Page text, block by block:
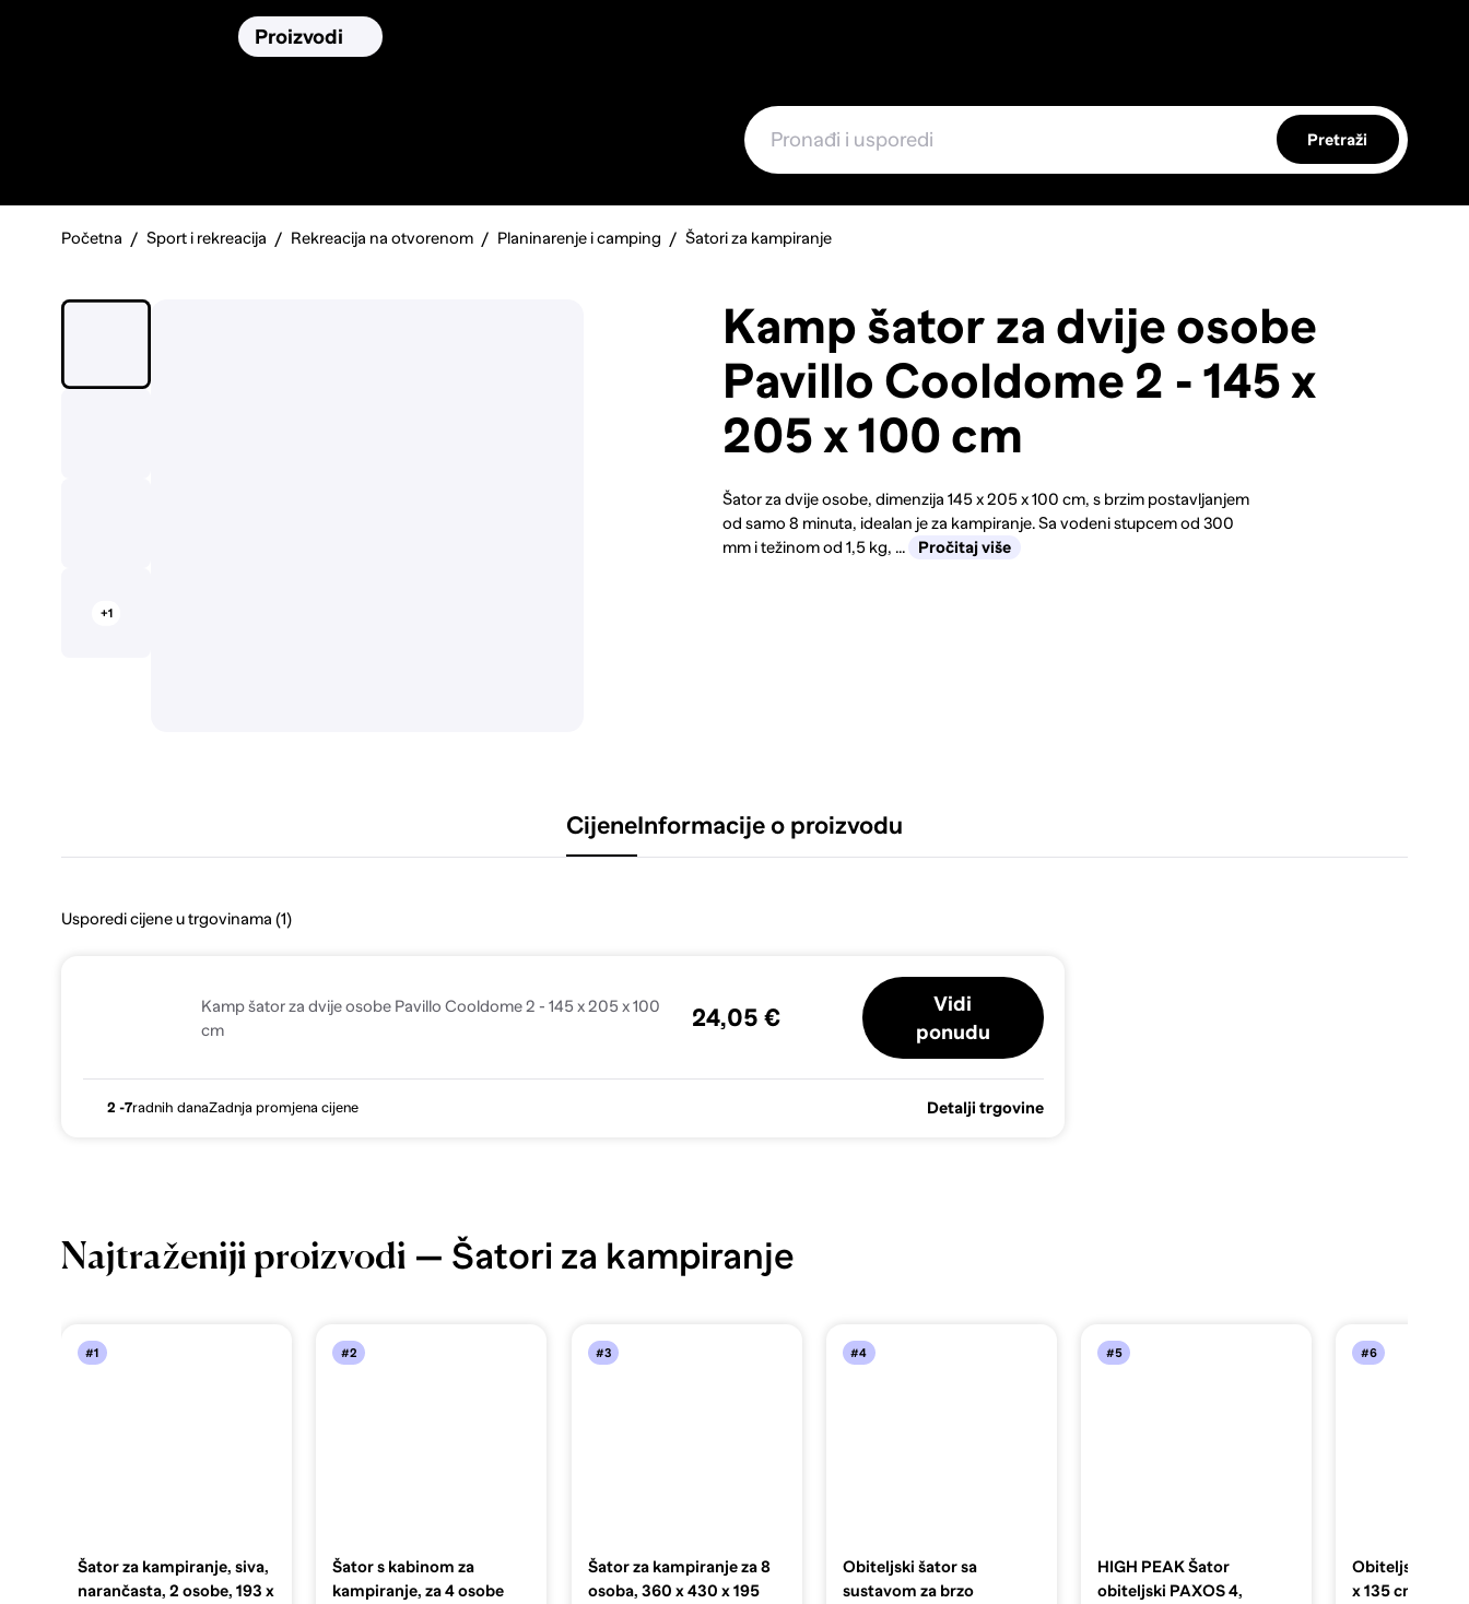
Proizvodi
Pretraži
Početna Sport i rekreacija Rekreacija na otvorenom Planinarenje i camping Šatori za kampiranje
+1
Kamp šator za dvije osobe
Pavillo Cooldome 2 - 145 x
205 x 100 cm
Šator za dvije osobe, dimenzija 145 x 205 x 100 cm, s brzim postavljanjem
od samo 8 minuta, idealan je za kampiranje. Sa vodeni stupcem od 300
mm i težinom od 1,5 kg, ...
Pročitaj više
CijeneInformacije o proizvodu
Usporedi cijene u trgovinama (1)
Kamp šator za dvije osobe Pavillo Cooldome 2 - 145 x 205 x 100
cm
24,05 €
Vidi
ponudu
2 -7radnih danaZadnja promjena cijene Detalji trgovine
Najtraženiji proizvodi — Šatori za kampiranje
#1
Šator za kampiranje, siva,
narančasta, 2 osobe, 193 x
#2
Šator s kabinom za
kampiranje, za 4 osobe
#3
Šator za kampiranje za 8
osoba, 360 x 430 x 195
#4
Obiteljski šator sa
sustavom za brzo
#5
HIGH PEAK Šator
obiteljski PAXOS 4,
#6
Obiteljski
x 135 cm,